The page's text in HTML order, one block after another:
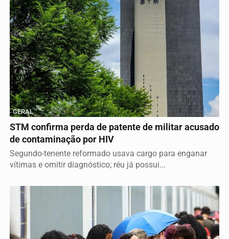
GERAL
STM confirma perda de patente de militar acusado
de contaminação por HIV
Segundo-tenente reformado usava cargo para enganar
vítimas e omitir diagnóstico; réu já possui...